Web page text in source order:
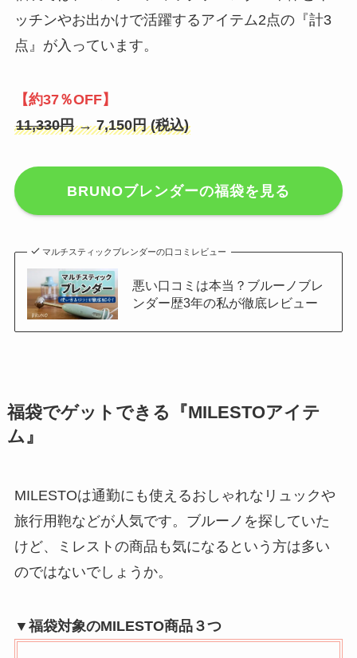
ッチンやお出かけで活躍するアイテム2点の『計3
点』が入っています。
【約37％OFF】
11,330円→ 7,150円 (税込)
BRUNOブレンダーの福袋を見る
マルチスティックブレンダーの口コミレビュー
悪い口コミは本当？ブルーノブレ
ンダー歴3年の私が徹底レビュー
福袋でゲットできる『MILESTOアイテ
ム』
MILESTOは通勤にも使えるおしゃれなリュックや
旅行用鞄などが人気です。ブルーノを探していた
けど、ミレストの商品も気になるという方は多い
のではないでしょうか。
▼福袋対象のMILESTO商品３つ